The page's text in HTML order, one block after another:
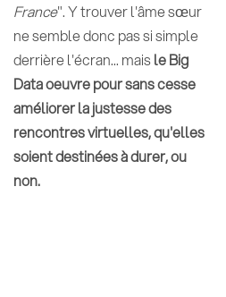
France". Y trouver l'âme sœur
ne semble donc pas si simple
derrière l'écran... maisle Big
Data oeuvre pour sans cesse
améliorer la justesse des
rencontres virtuelles, qu'elles
soient destinées à durer, ou
non.